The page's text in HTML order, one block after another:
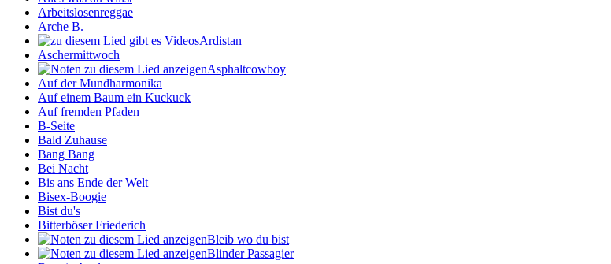
Arbeitslosenreggae
Arche B.
Ardistan
Aschermittwoch
Asphaltcowboy
Auf der Mundharmonika
Auf einem Baum ein Kuckuck
Auf fremden Pfaden
B-Seite
Bald Zuhause
Bang Bang
Bei Nacht
Bis ans Ende der Welt
Bisex-Boogie
Bist du's
Bitterböser Friederich
Bleib wo du bist
Blinder Passagier